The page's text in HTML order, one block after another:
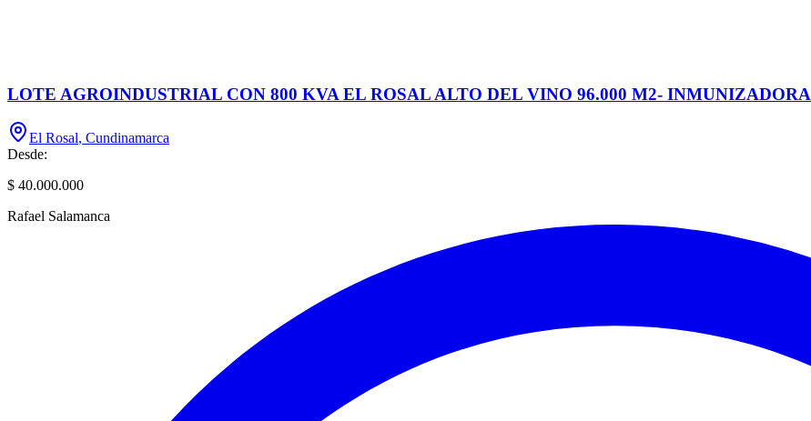
LOTE AGROINDUSTRIAL CON 800 KVA EL ROSAL ALTO DEL VINO 96.000 M2- INMUNIZADORA
El Rosal, Cundinamarca
Desde:
$ 40.000.000
Rafael Salamanca